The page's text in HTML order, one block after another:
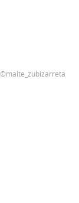
©maite_zubizarreta